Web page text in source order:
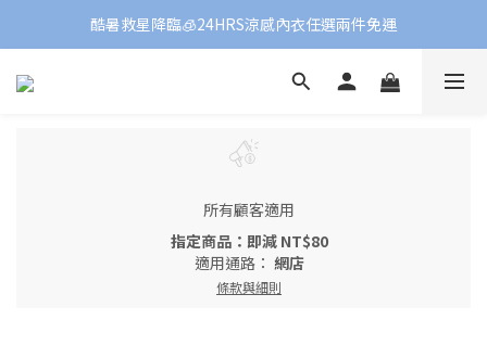
酷暑救星降臨🧊24HRS涼感內衣任選兩件免運
所有顧客適用
指定商品：即減 NT$80
適用通路： 網店
條款與細則